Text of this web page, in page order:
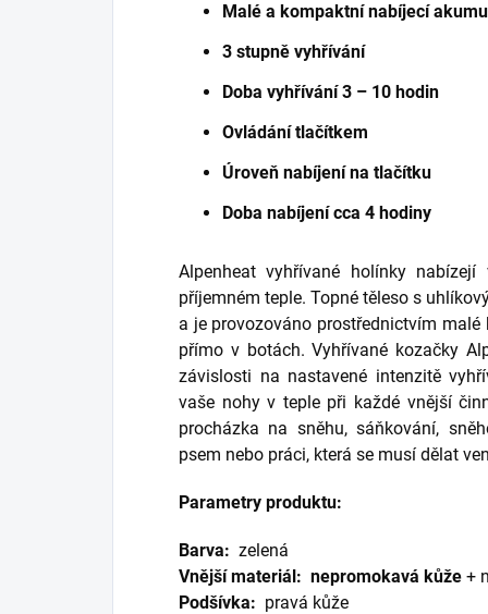
Malé a kompaktní nabíjecí
3 stupně vyhřívání
Doba vyhřívání 3 – 10 hodin
Ovládání tlačítkem
Úroveň nabíjení na tlačítku
Doba nabíjení cca 4 hodiny
Alpenheat vyhřívané holínky
příjemném teple. Topné těleso s
a je provozováno prostřednictvím
přímo v botách. Vyhřívané kozačky
závislosti na nastavené intenzitě
vaše nohy v teple při každé vnější
procházka na sněhu, sáňkování,
psem nebo práci, která se musí dělat
Parametry produktu:
Barva: zelená
Vnější materiál: nepromokavá kůže +
Podšívka: pravá kůže